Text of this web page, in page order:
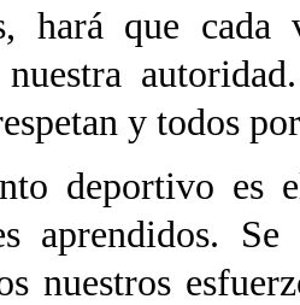
hará que
y todos
deportivo es el
aprendidos.
nuestros